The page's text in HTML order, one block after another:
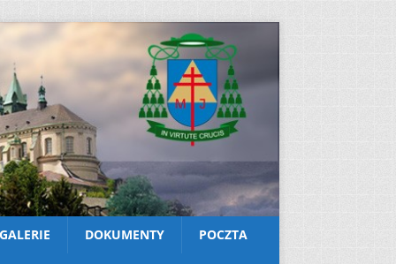
GALERIE DOKUMENTY POCZTA